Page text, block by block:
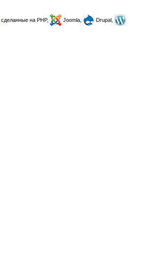
, сделанные на PHP, Joomla,
Drupal,